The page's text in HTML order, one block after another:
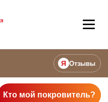
Я Отзывы
Кто мой покровитель?